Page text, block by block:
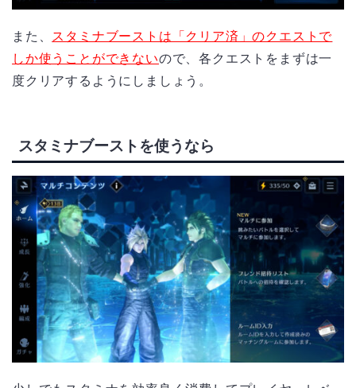
また、 スタミナブーストは「クリア済」のクエストで
しか使うことができないので、各クエストをまずは一
度クリアするようにしましょう。
スタミナブーストを使うなら